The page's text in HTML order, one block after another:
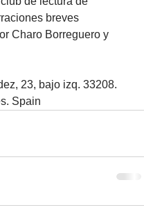
breves
Charo Borreguero y
23, bajo izq. 33208.
Spain